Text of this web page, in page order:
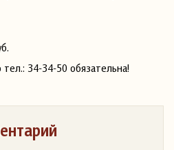
34-34-50 обязательна!